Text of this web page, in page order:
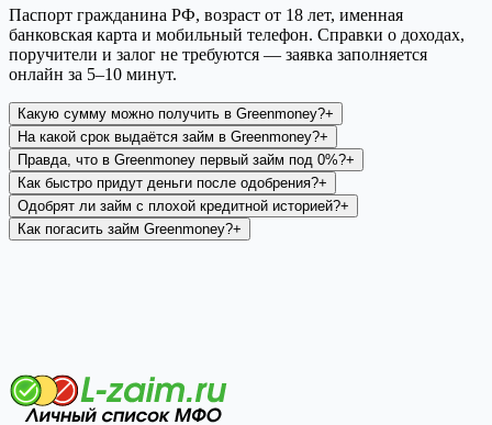
Паспорт гражданина РФ, возраст от 18 лет, именная
банковская карта и мобильный телефон. Справки о доходах,
поручители и залог не требуются — заявка заполняется
онлайн за 5–10 минут.
Какую сумму можно получить в Greenmoney?+
На какой срок выдаётся займ в Greenmoney?+
Правда, что в Greenmoney первый займ под 0%?+
Как быстро придут деньги после одобрения?+
Одобрят ли займ с плохой кредитной историей?+
Как погасить займ Greenmoney?+